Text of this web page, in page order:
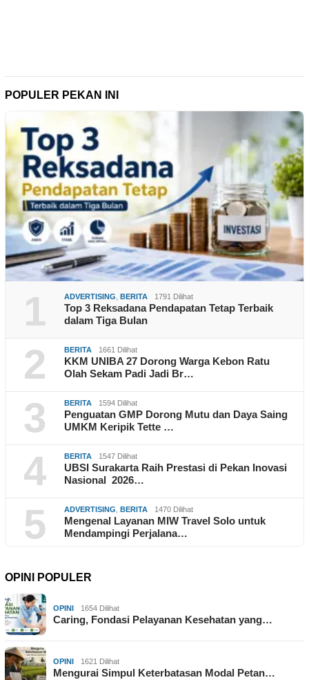
POPULER PEKAN INI
1 ADVERTISING BERITA 1791 Dilihat
Top 3 Reksadana Pendapatan Tetap Terbaik
dalam Tiga Bulan
2 BERITA 1661 Dilihat
KKM UNIBA 27 Dorong Warga Kebon Ratu
Olah Sekam Padi Jadi Br…
3 BERITA 1594 Dilihat
Penguatan GMP Dorong Mutu dan Daya Saing
UMKM Keripik Tette …
4 BERITA 1547 Dilihat
UBSI Surakarta Raih Prestasi di Pekan Inovasi
Nasional 2026…
5 ADVERTISING BERITA 1470 Dilihat
Mengenal Layanan MIW Travel Solo untuk
Mendampingi Perjalana…
OPINI POPULER
OPINI 1654 Dilihat
Caring, Fondasi Pelayanan Kesehatan yang…
OPINI 1621 Dilihat
Mengurai Simpul Keterbatasan Modal Petan…